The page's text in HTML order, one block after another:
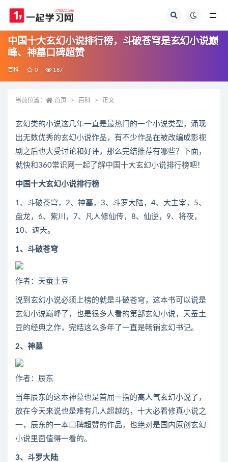
中国十大玄幻小说排行榜，斗破苍穹是玄幻小说巅
峰、神墓口碑超赞
百科 0 187
当前位置： 首页 百科 正文
玄幻类的小说这几年一直是最热门的一个小说类型，涌现
出无数优秀的玄幻小说作品，有不少作品在被改编成影视
剧之后也大受讨论和好评，那么完结推荐有哪些？下面，
就快和360常识网一起了解中国十大玄幻小说排行榜吧！
中国十大玄幻小说排行榜
1、斗破苍穹，2、神墓，3、斗罗大陆，4、大主宰，5、
盘龙，6、紫川，7、凡人修仙传，8、仙逆，9、将夜，
10、遮天。
1、斗破苍穹
作者：天蚕土豆
说到玄幻小说必须上榜的就是斗破苍穹，这本书可以说是
玄幻小说巅峰了，也是很多人看的第部玄幻小说，天蚕土
豆的经典之作，完结这么多年了一直是畅销玄幻书记。
2、神墓
作者：辰东
当年辰东的这本神墓也是首屈一指的高人气玄幻小说了，
放在今天来说也是难有几人超越的，十大必看修真小说之
一，辰东的一本口碑超赞的作品，也绝对是国内原创玄幻
小说里面值得一看的。
3、斗罗大陆